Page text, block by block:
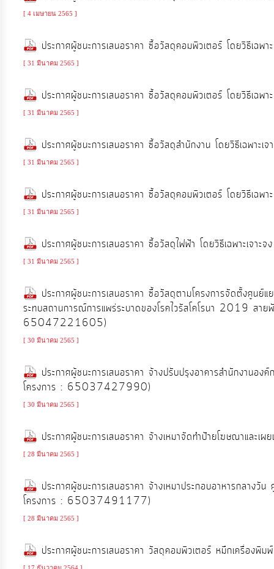
จ้าง
การ
การ
คลัง
แผนการ
ป้องกัน
ทุจริต
การ
ดำเนิน
การ
เพื่อ
ป้องกัน
การ
ทุจริต
มาตรการ
ภายใน
ป้องกัน
ทุจริต
การ
ส่ง
เสริม
ความ
โปร่งใส
[ 4 เมษายน 2565 ]
ประกาศผู้ชนะการเสนอราคา ซื้อวัสดุคอมพิวเตอร์ โดยวิธีเ
[ 31 มีนาคม 2565 ]
ประกาศผู้ชนะการเสนอราคา ซื้อวัสดุคอมพิวเตอร์ โดยวิธีเ
[ 31 มีนาคม 2565 ]
ประกาศผู้ชนะการเสนอราคา ซื้อวัสดุสำนักงาน โดยวิธีเฉพ
[ 31 มีนาคม 2565 ]
ประกาศผู้ชนะการเสนอราคา ซื้อวัสดุคอมพิวเตอร์ โดยวิธีเ
[ 31 มีนาคม 2565 ]
ประกาศผู้ชนะการเสนอราคา ซื้อวัสดุไฟฟ้า โดยวิธีเฉพาะเ
[ 31 มีนาคม 2565 ]
ประกาศผู้ชนะการเสนอราคา ซื้อวัสดุตามโครงการจัดตั้งศูน
ระทบสถานการณ์การแพร่ระบาดของโรคไวรัสโคโรนา 2019 สา
65047221605)
[ 30 มีนาคม 2565 ]
ประกาศผู้ชนะการเสนอราคา จ้างปรับปรุงอาคารสำนักงานอง
โครงการ : 65037427990)
[ 30 มีนาคม 2565 ]
ประกาศผู้ชนะการเสนอราคา จ้างเหมาจัดทำป้ายโฆษณาแล
[ 28 มีนาคม 2565 ]
ประกาศผู้ชนะการเสนอราคา จ้างเหมาประกอบอาหารกลางวั
โครงการ : 65037491177)
[ 28 มีนาคม 2565 ]
ประกาศผู้ชนะการเสนอราคา วัสดุคอมพิวเตอร์ หมึกเครื่